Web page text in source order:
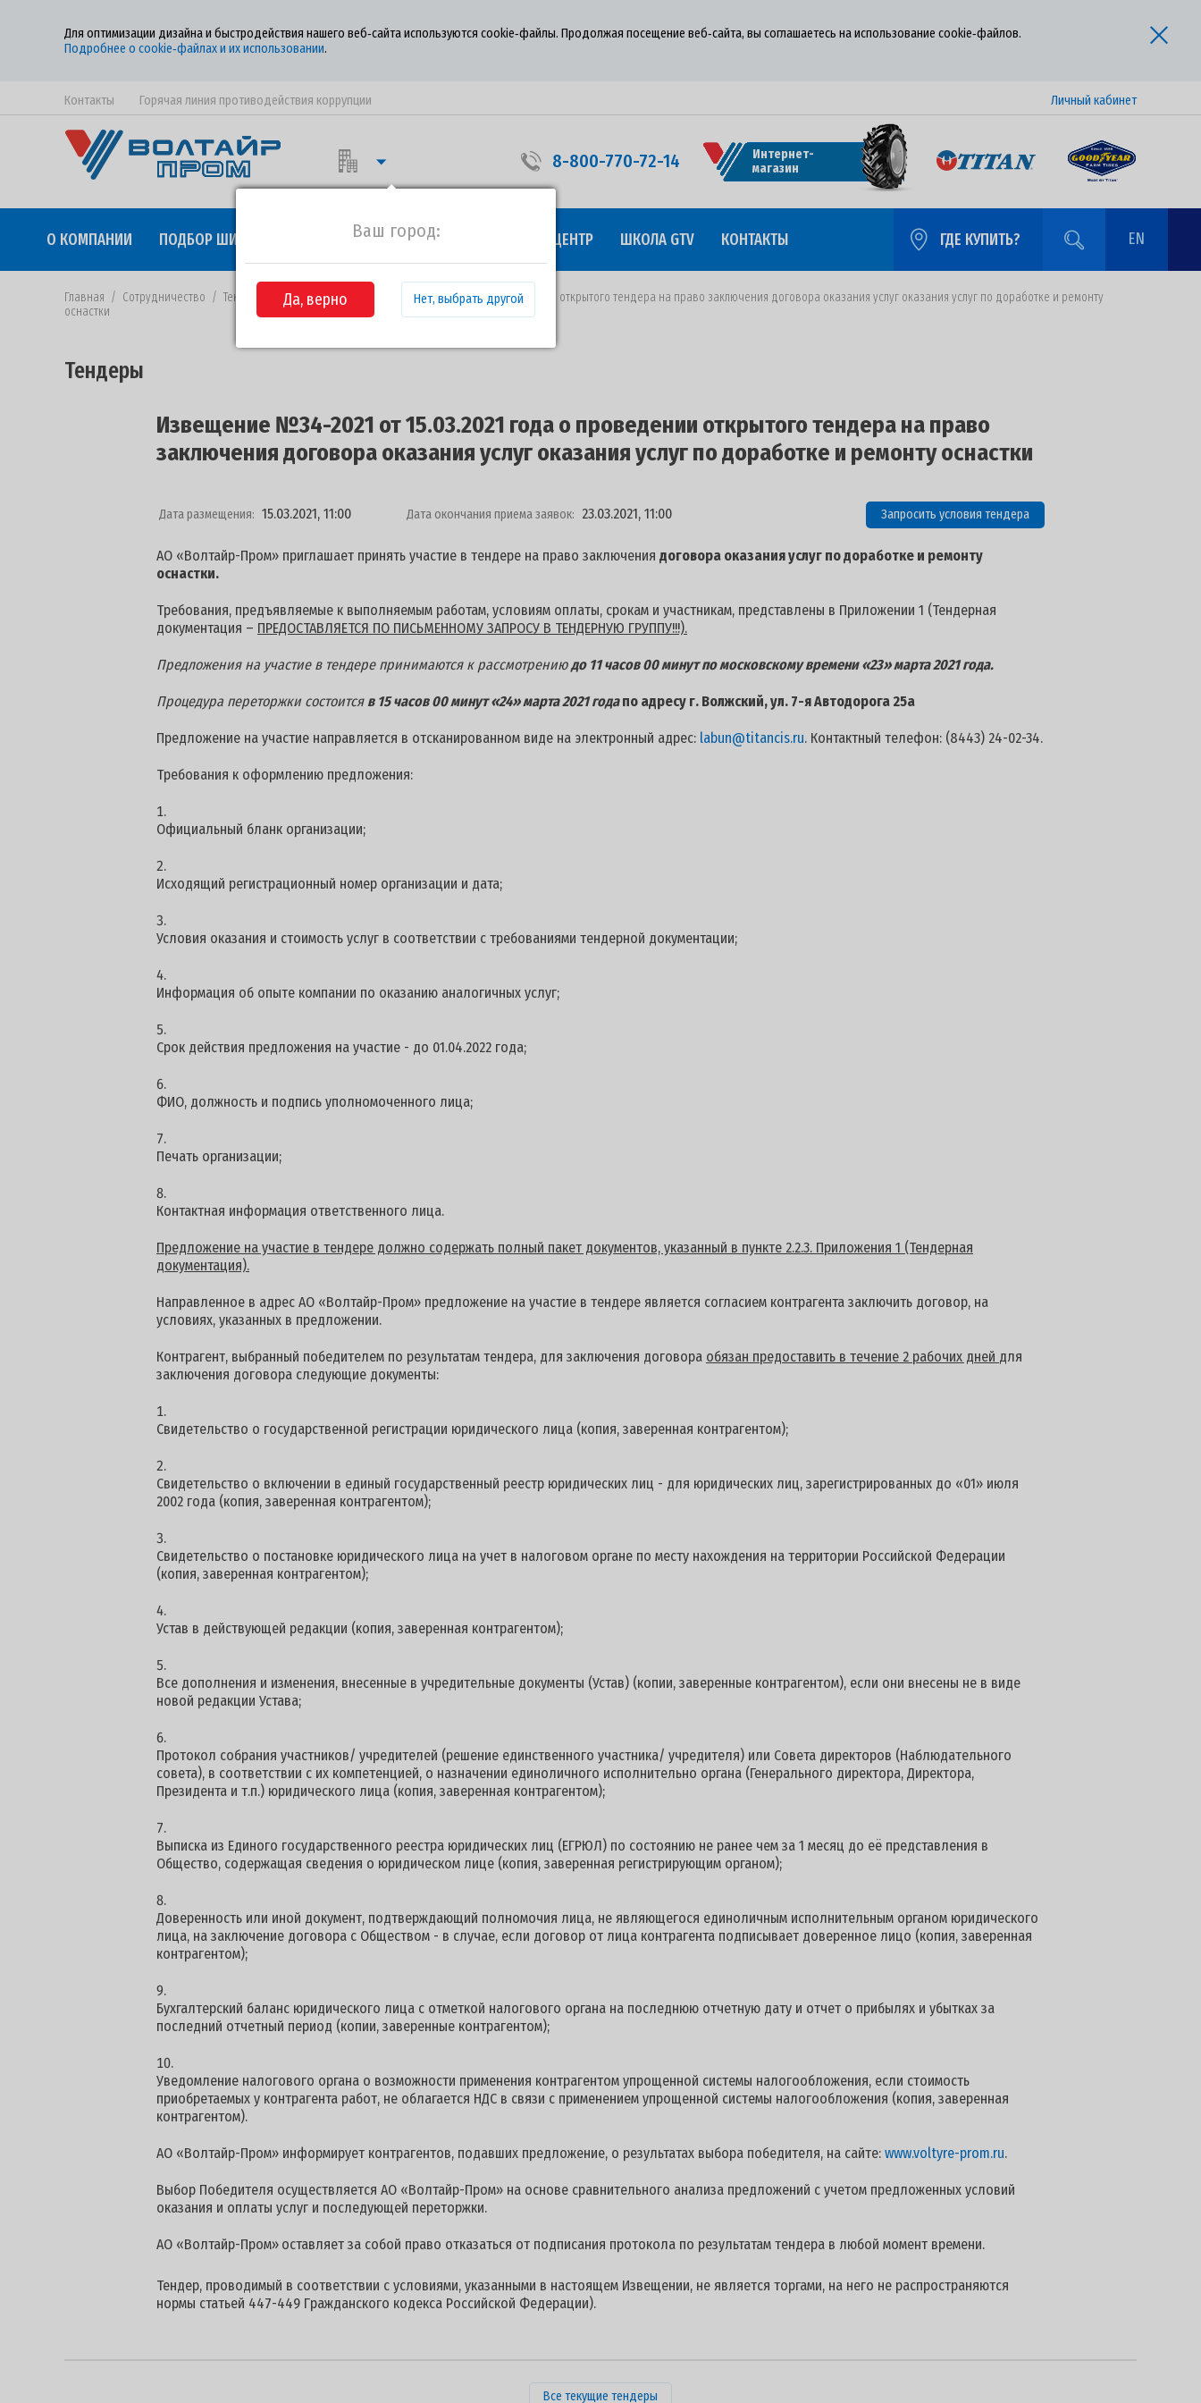
Для оптимизации дизайна и быстродействия нашего веб‑сайта используются cookie‑файлы. Продолжая посещение веб‑сайта, вы соглашаетесь на использование cookie‑файлов.
Подробнее о cookie‑файлах и их использовании.
Контакты Горячая линия противодействия коррупции Личный кабинет
Ваш город:
Да, верно Нет, выбрать другой
8-800-770-72-14
Интернет-
магазин
О КОМПАНИИ ПОДБОР ШИН СОТРУДНИЧЕСТВО ПРЕСС-ЦЕНТР ШКОЛА GTV КОНТАКТЫ ГДЕ КУПИТЬ? EN
Главная / Сотрудничество / Тендеры
Извещение №34-2021 от 15.03.2021 года о проведении открытого тендера на право заключения договора оказания услуг оказания услуг по доработке и ремонту
оснастки
Тендеры
Извещение №34-2021 от 15.03.2021 года о проведении открытого тендера на право
заключения договора оказания услуг оказания услуг по доработке и ремонту оснастки
Дата размещения: 15.03.2021, 11:00 Дата окончания приема заявок: 23.03.2021, 11:00 Запросить условия тендера
АО «Волтайр-Пром» приглашает принять участие в тендере на право заключения договора оказания услуг по доработке и ремонту
оснастки.
Требования, предъявляемые к выполняемым работам, условиям оплаты, срокам и участникам, представлены в Приложении 1 (Тендерная
документация – ПРЕДОСТАВЛЯЕТСЯ ПО ПИСЬМЕННОМУ ЗАПРОСУ В ТЕНДЕРНУЮ ГРУППУ!!!).
Предложения на участие в тендере принимаются к рассмотрениюдо 11 часов 00 минут по московскому времени «23» марта 2021 года.
Процедура переторжки состоится в 15 часов 00 минут «24» марта 2021 годапо адресу г. Волжский, ул. 7-я Автодорога 25а
Предложение на участие направляется в отсканированном виде на электронный адрес: labun@titancis.ru. Контактный телефон: (8443) 24-02-34.
Требования к оформлению предложения:
Официальный бланк организации;
Исходящий регистрационный номер организации и дата;
Условия оказания и стоимость услуг в соответствии с требованиями тендерной документации;
Информация об опыте компании по оказанию аналогичных услуг;
Срок действия предложения на участие - до 01.04.2022 года;
ФИО, должность и подпись уполномоченного лица;
Печать организации;
Контактная информация ответственного лица.
Предложение на участие в тендере должно содержать полный пакет документов, указанный в пункте 2.2.3. Приложения 1 (Тендерная
документация).
Направленное в адрес АО «Волтайр-Пром» предложение на участие в тендере является согласием контрагента заключить договор, на
условиях, указанных в предложении.
Контрагент, выбранный победителем по результатам тендера, для заключения договора обязан предоставить в течение 2 рабочих дней для
заключения договора следующие документы:
Свидетельство о государственной регистрации юридического лица (копия, заверенная контрагентом);
Свидетельство о включении в единый государственный реестр юридических лиц - для юридических лиц, зарегистрированных до «01» июля
2002 года (копия, заверенная контрагентом);
Свидетельство о постановке юридического лица на учет в налоговом органе по месту нахождения на территории Российской Федерации
(копия, заверенная контрагентом);
Устав в действующей редакции (копия, заверенная контрагентом);
Все дополнения и изменения, внесенные в учредительные документы (Устав) (копии, заверенные контрагентом), если они внесены не в виде
новой редакции Устава;
Протокол собрания участников/ учредителей (решение единственного участника/ учредителя) или Совета директоров (Наблюдательного
совета), в соответствии с их компетенцией, о назначении единоличного исполнительно органа (Генерального директора, Директора,
Президента и т.п.) юридического лица (копия, заверенная контрагентом);
Выписка из Единого государственного реестра юридических лиц (ЕГРЮЛ) по состоянию не ранее чем за 1 месяц до её представления в
Общество, содержащая сведения о юридическом лице (копия, заверенная регистрирующим органом);
Доверенность или иной документ, подтверждающий полномочия лица, не являющегося единоличным исполнительным органом юридического
лица, на заключение договора с Обществом - в случае, если договор от лица контрагента подписывает доверенное лицо (копия, заверенная
контрагентом);
Бухгалтерский баланс юридического лица с отметкой налогового органа на последнюю отчетную дату и отчет о прибылях и убытках за
последний отчетный период (копии, заверенные контрагентом);
Уведомление налогового органа о возможности применения контрагентом упрощенной системы налогообложения, если стоимость
приобретаемых у контрагента работ, не облагается НДС в связи с применением упрощенной системы налогообложения (копия, заверенная
контрагентом).
АО «Волтайр-Пром» информирует контрагентов, подавших предложение, о результатах выбора победителя, на сайте: www.voltyre-prom.ru.
Выбор Победителя осуществляется АО «Волтайр-Пром» на основе сравнительного анализа предложений с учетом предложенных условий
оказания и оплаты услуг и последующей переторжки.
АО «Волтайр-Пром» оставляет за собой право отказаться от подписания протокола по результатам тендера в любой момент времени.
Тендер, проводимый в соответствии с условиями, указанными в настоящем Извещении, не является торгами, на него не распространяются
нормы статьей 447-449 Гражданского кодекса Российской Федерации).
Все текущие тендеры